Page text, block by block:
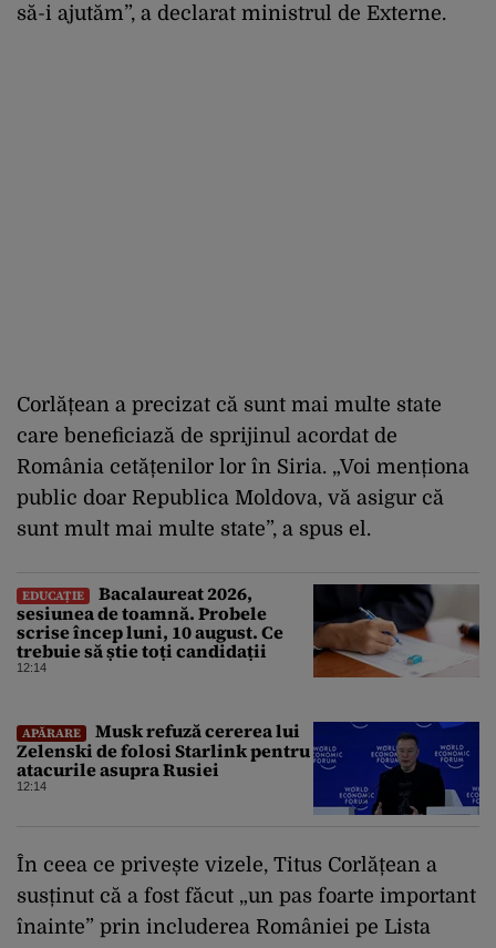
să-i ajutăm”, a declarat ministrul de Externe.
Corlățean a precizat că sunt mai multe state
care beneficiază de sprijinul acordat de
România cetățenilor lor în Siria. „Voi menționa
public doar Republica Moldova, vă asigur că
sunt mult mai multe state”, a spus el.
EDUCAȚIE
Bacalaureat 2026,
sesiunea de toamnă. Probele
scrise încep luni, 10 august. Ce
trebuie să știe toți candidații
12:14
APĂRARE
Musk refuză cererea lui
Zelenski de folosi Starlink pentru
atacurile asupra Rusiei
12:14
În ceea ce privește vizele, Titus Corlățean a
susținut că a fost făcut „un pas foarte important
înainte” prin includerea României pe Lista